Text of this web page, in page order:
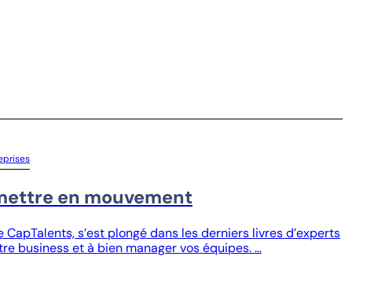
en mouvement
s’est plongé dans les derniers livres d’experts
business et à bien manager vos équipes. …